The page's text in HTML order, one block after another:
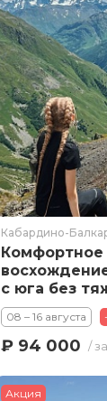
Кабардино-
Комфортное
с юга без
рюкзаков.
Стандарт
08 – 16 августа
₽ 94 000 /
Акция